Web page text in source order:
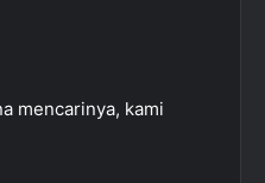
mencarinya, kami